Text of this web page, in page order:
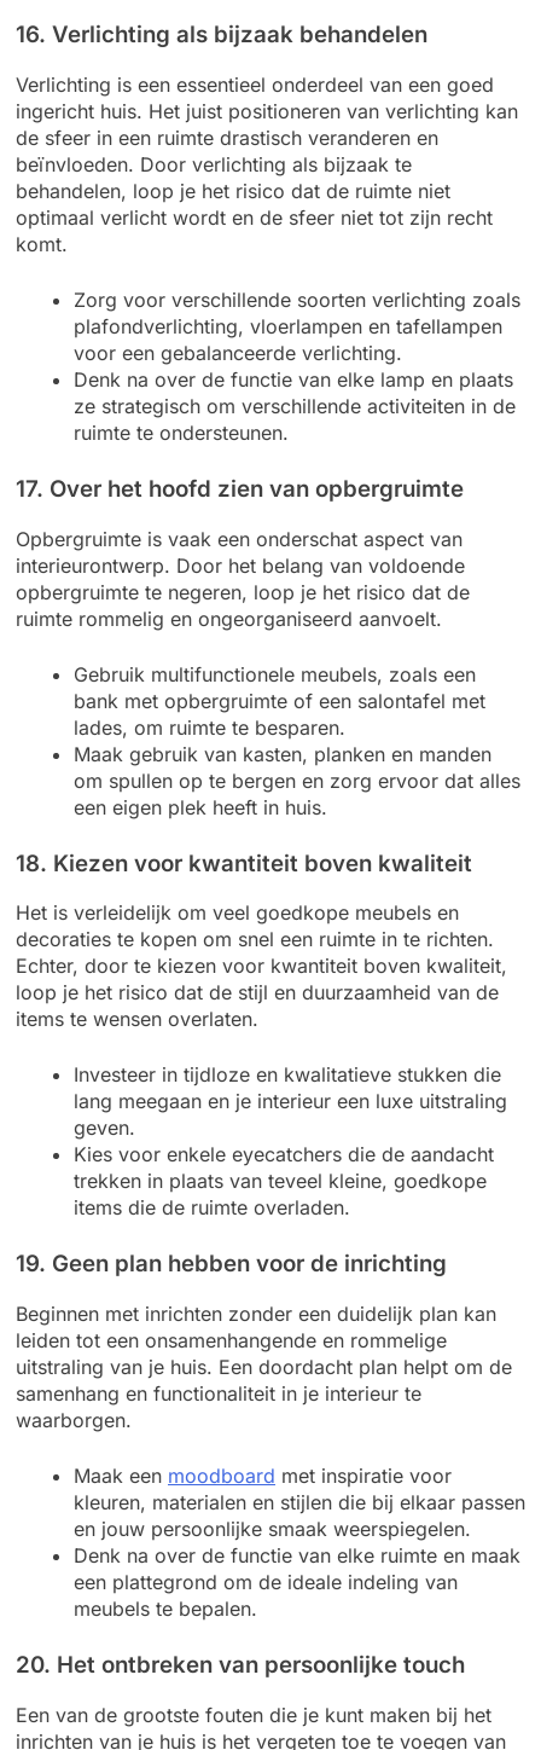
16. Verlichting als bijzaak behandelen
Verlichting is een essentieel onderdeel van een goed
ingericht huis. Het juist positioneren van verlichting kan
de sfeer in een ruimte drastisch veranderen en
beïnvloeden. Door verlichting als bijzaak te
behandelen, loop je het risico dat de ruimte niet
optimaal verlicht wordt en de sfeer niet tot zijn recht
komt.
Zorg voor verschillende soorten verlichting zoals
plafondverlichting, vloerlampen en tafellampen
voor een gebalanceerde verlichting.
Denk na over de functie van elke lamp en plaats
ze strategisch om verschillende activiteiten in de
ruimte te ondersteunen.
17. Over het hoofd zien van opbergruimte
Opbergruimte is vaak een onderschat aspect van
interieurontwerp. Door het belang van voldoende
opbergruimte te negeren, loop je het risico dat de
ruimte rommelig en ongeorganiseerd aanvoelt.
Gebruik multifunctionele meubels, zoals een
bank met opbergruimte of een salontafel met
lades, om ruimte te besparen.
Maak gebruik van kasten, planken en manden
om spullen op te bergen en zorg ervoor dat alles
een eigen plek heeft in huis.
18. Kiezen voor kwantiteit boven kwaliteit
Het is verleidelijk om veel goedkope meubels en
decoraties te kopen om snel een ruimte in te richten.
Echter, door te kiezen voor kwantiteit boven kwaliteit,
loop je het risico dat de stijl en duurzaamheid van de
items te wensen overlaten.
Investeer in tijdloze en kwalitatieve stukken die
lang meegaan en je interieur een luxe uitstraling
geven.
Kies voor enkele eyecatchers die de aandacht
trekken in plaats van teveel kleine, goedkope
items die de ruimte overladen.
19. Geen plan hebben voor de inrichting
Beginnen met inrichten zonder een duidelijk plan kan
leiden tot een onsamenhangende en rommelige
uitstraling van je huis. Een doordacht plan helpt om de
samenhang en functionaliteit in je interieur te
waarborgen.
Maak een moodboard met inspiratie voor
kleuren, materialen en stijlen die bij elkaar passen
en jouw persoonlijke smaak weerspiegelen.
Denk na over de functie van elke ruimte en maak
een plattegrond om de ideale indeling van
meubels te bepalen.
20. Het ontbreken van persoonlijke touch
Een van de grootste fouten die je kunt maken bij het
inrichten van je huis is het vergeten toe te voegen van